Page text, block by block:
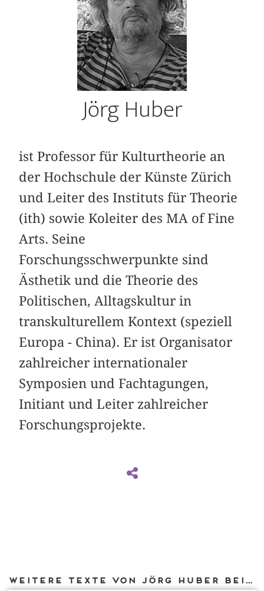
Jörg Huber
ist Professor für Kulturtheorie an
der Hochschule der Künste Zürich
und Leiter des Instituts für Theorie
(ith) sowie Koleiter des MA of Fine
Arts. Seine
Forschungsschwerpunkte sind
Ästhetik und die Theorie des
Politischen, Alltagskultur in
transkulturellem Kontext (speziell
Europa - China). Er ist Organisator
zahlreicher internationaler
Symposien und Fachtagungen,
Initiant und Leiter zahlreicher
Forschungsprojekte.
Weitere Texte von Jörg Huber bei DIAPHANES